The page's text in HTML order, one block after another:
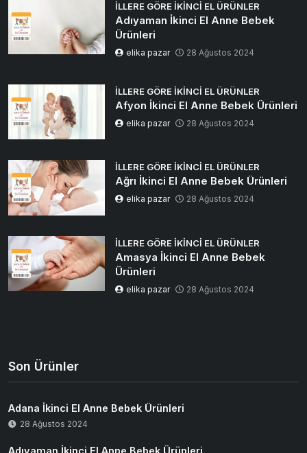
İLLERE GÖRE İKINCI EL ÜRÜNLER
Adıyaman İkinci El Anne Bebek
Ürünleri
elika pazar 28 Ağustos 2024
İLLERE GÖRE İKINCI EL ÜRÜNLER
Afyon İkinci El Anne Bebek Ürünleri
elika pazar 28 Ağustos 2024
İLLERE GÖRE İKINCI EL ÜRÜNLER
Ağrı İkinci El Anne Bebek Ürünleri
elika pazar 28 Ağustos 2024
İLLERE GÖRE İKINCI EL ÜRÜNLER
Amasya İkinci El Anne Bebek
Ürünleri
elika pazar 28 Ağustos 2024
Son Ürünler
Adana İkinci El Anne Bebek Ürünleri
28 Ağustos 2024
Adıyaman İkinci El Anne Bebek Ürünleri